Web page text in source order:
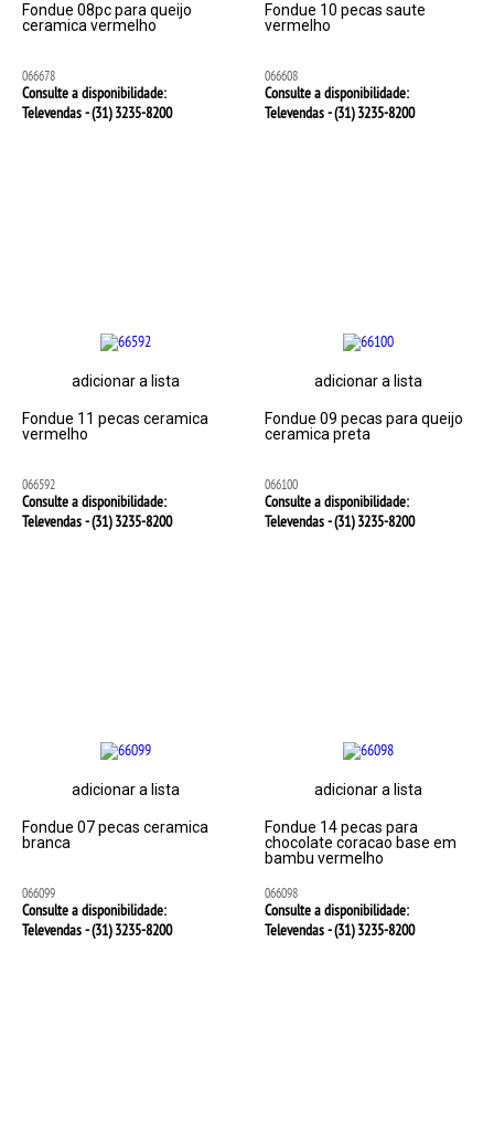
Fondue 08pc para queijo
ceramica vermelho
066678
Consulte a disponibilidade:
Televendas - (31)3235-8200
Fondue 10 pecas saute
vermelho
066608
Consulte a disponibilidade:
Televendas - (31)3235-8200
adicionar a lista
Fondue 11 pecas ceramica
vermelho
066592
Consulte a disponibilidade:
Televendas - (31)3235-8200
adicionar a lista
Fondue 09 pecas para queijo
ceramica preta
066100
Consulte a disponibilidade:
Televendas - (31)3235-8200
adicionar a lista
Fondue 07 pecas ceramica
branca
066099
Consulte a disponibilidade:
Televendas - (31)3235-8200
adicionar a lista
Fondue 14 pecas para
chocolate coracao base em
bambu vermelho
066098
Consulte a disponibilidade:
Televendas - (31)3235-8200